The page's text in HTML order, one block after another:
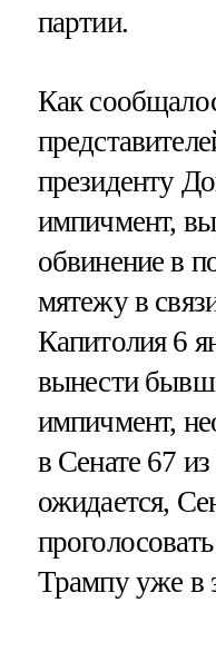
партии.
Как
президенту
импичмент,
обвинение в
мятежу в
Капитолия 6
вынести
импичмент,
в Сенате 67
ожидается,
Трампу уже в